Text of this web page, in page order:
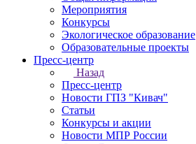
Мероприятия
Конкурсы
Экологическое образование
Образовательные проекты
Пресс-центр
Назад
Пресс-центр
Новости ГПЗ "Кивач"
Статьи
Конкурсы и акции
Новости МПР России